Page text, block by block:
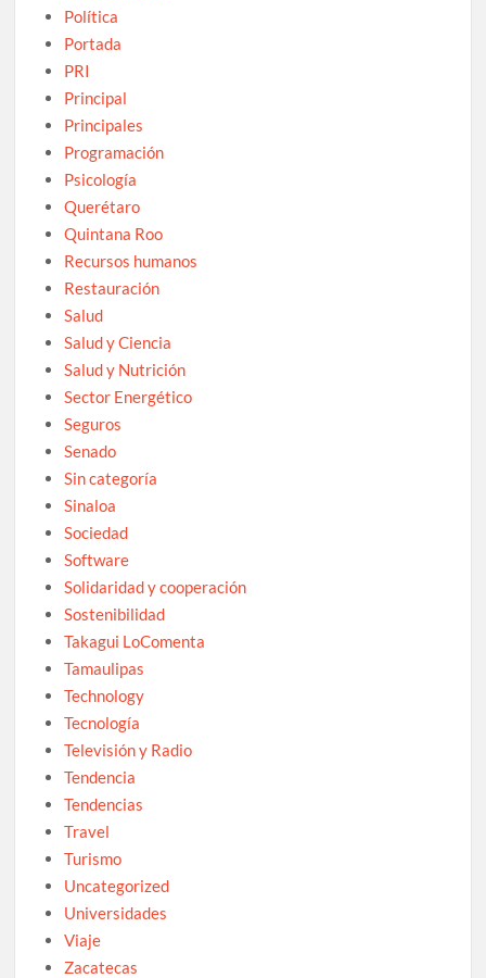
Política
Portada
PRI
Principal
Principales
Programación
Psicología
Querétaro
Quintana Roo
Recursos humanos
Restauración
Salud
Salud y Ciencia
Salud y Nutrición
Sector Energético
Seguros
Senado
Sin categoría
Sinaloa
Sociedad
Software
Solidaridad y cooperación
Sostenibilidad
Takagui LoComenta
Tamaulipas
Technology
Tecnología
Televisión y Radio
Tendencia
Tendencias
Travel
Turismo
Uncategorized
Universidades
Viaje
Zacatecas